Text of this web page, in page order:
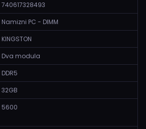
740617328493
Namizni PC - DIMM
KINGSTON
Dva modula
DDR5
32GB
5600